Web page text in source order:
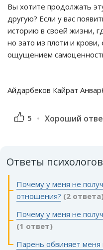
Вы хотите продолжать
другую? Если у вас
историю в своей жизни,
но зато из плоти и
ощущением
Айдарбеков Кайрат
5 Хороший
Ответы
Почему у меня не
отношения? (2
Почему у меня не
(1 ответ)
Парень обвиняет меня